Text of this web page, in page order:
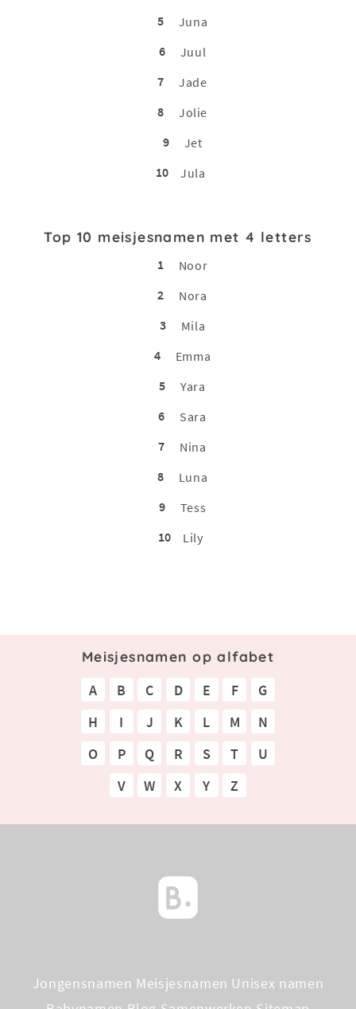
5
Juna
6
Juul
7
Jade
8
Jolie
9
Jet
10
Jula
Top 10 meisjesnamen met 4 letters
1
Noor
2
Nora
3
Mila
4
Emma
5
Yara
6
Sara
7
Nina
8
Luna
9
Tess
10
Lily
Meisjesnamen op alfabet
A B C D E F
G
H
I J K L M
N
O
P Q R S T
U
V
W X Y Z
Jongensnamen Meisjesnamen Unisex namen